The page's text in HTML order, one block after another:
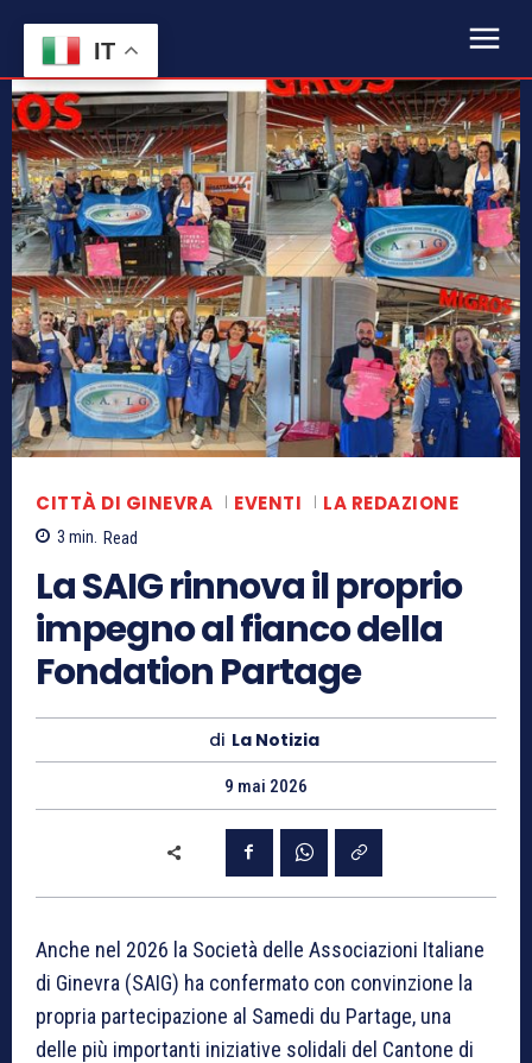
CITTÀ DI GINEVRA EVENTI LA REDAZIONE
3 min. Read
La SAIG rinnova il proprio
impegno al fianco della
Fondation Partage
di La Notizia
9 mai 2026
Anche nel 2026 la Società delle Associazioni Italiane
di Ginevra (SAIG) ha confermato con convinzione la
propria partecipazione al Samedi du Partage, una
delle più importanti iniziative solidali del Cantone di
IT